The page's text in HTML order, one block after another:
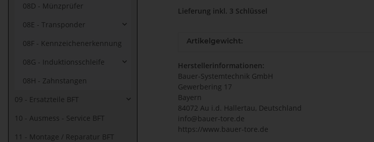
Lieferung inkl. 3 Schlüssel
Artikelgewicht:
Herstellerinformationen:
Bauer-Systemtechnik GmbH
Gewerbering 17
Bayern
84072 Au i.d. Hallertau, Deutschland
info@bauer-tore.de
https://www.bauer-tore.de
08D - Münzprüfer
08E - Transponder
08F - Kennzeichenerkennung
08G - Induktionsschleife
08H - Zahnstangen
09 - Ersatzteile BFT
10 - Ausmess - Service BFT
11 - Montage / Reparatur BFT